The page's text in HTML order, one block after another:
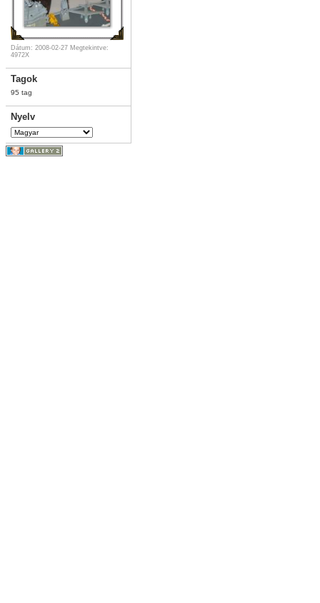
Dátum: 2008-02-27 Megtekintve:
4972X
Tagok
95 tag
Nyelv